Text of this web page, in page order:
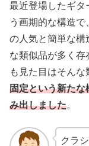
最近登場したギタ
う画期的な構造
の人気と簡単な構
な類似品が多く存
も見た目はそんな
固定という新たな
み出しました。
クラ